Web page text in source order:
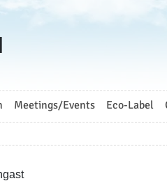
Meetings/Events Eco-Label